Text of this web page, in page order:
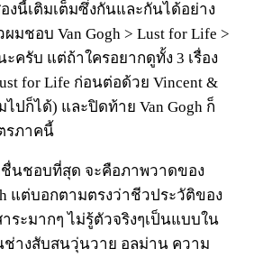
งนี้เติมเต็มซึ่งกันและกันได้อย่าง
มชอบ Van Gogh > Lust for Life >
ะครับ แต่ถ้าใครอยากดูทั้ง 3 เรื่อง
for Life ก่อนต่อด้วย Vincent &
ไปก็ได้) และปิดท้าย Van Gogh ก็
รภาคนี้
นชอบที่สุด จะคือภาพวาดของ
แต่บอกตามตรงว่าชีวประวัติของ
ระมากๆ ไม่รู้ตัวจริงๆเป็นแบบใน
ช่างสับสนวุ่นวาย อลม่าน ความ